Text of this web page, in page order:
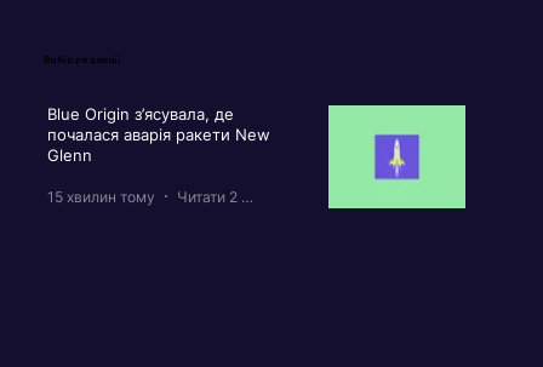
Вибір редакції
Blue Origin з’ясувала, де
почалася аварія ракети New
Glenn
15 хвилин тому Читати 2 хв